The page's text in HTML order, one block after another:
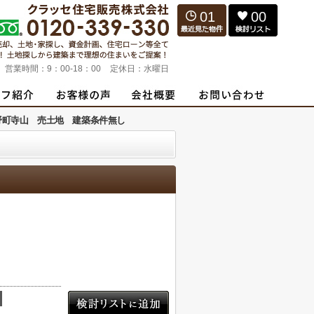
営業時間： 9：00-18：00 定休日： 水曜日
01 00
町寺山 売土地 建築条件無し